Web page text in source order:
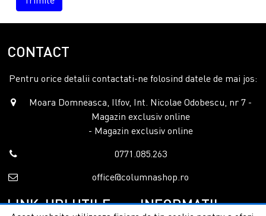
CONTACT
Pentru orice detalii contactati-ne folosind datele de mai jos:
Moara Domneasca, Ilfov, Int. Nicolae Odobescu, nr 7 -
Magazin exclusiv online
- Magazin exclusiv online
0771.085.263
office@columnashop.ro
LINK-URI UTILE INFORMATII